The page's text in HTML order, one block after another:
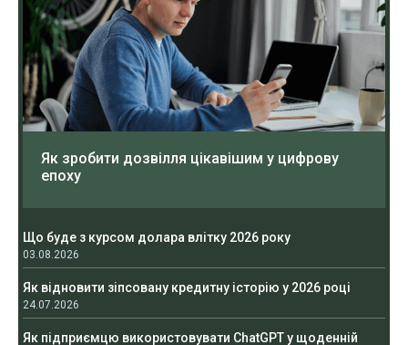
Як зробити дозвілля цікавішим у цифрову
епоху
Що буде з курсом долара влітку 2026 року
03.08.2026
Як відновити зіпсовану кредитну історію у 2026 році
24.07.2026
Як підприємцю використовувати ChatGPT у щоденній